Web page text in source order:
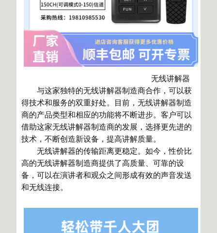
无线讲解器
与这家独特的无线讲解器制造商合作，可以获
得技术和服务的双重好处。目前，无线讲解器制造
商的产品类型和相应的功能将不断进步。客户可以
借助这家无线讲解器制造商的发展，选择更先进的
技术，不断创造新设备，提高讲解质量。
无线讲解器的传输距离更稳定。如今，性价比
高的无线讲解器制造商提供了高质量、可靠的设
备，可以在演讲者和观众之间形成有效的声音发送
和无线连接。